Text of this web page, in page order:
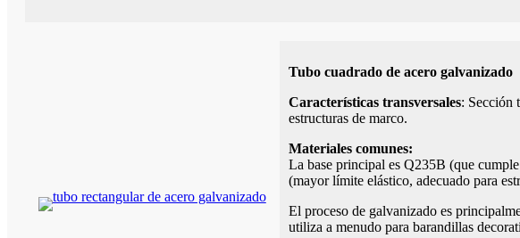
Tubo cuadrado de acero galvanizado
Características transversales: Sección
estructuras de marco.
Materiales comunes:
La base principal es Q235B (que
(mayor límite elástico, adecuado para
El proceso de galvanizado es
utiliza a menudo para barandillas